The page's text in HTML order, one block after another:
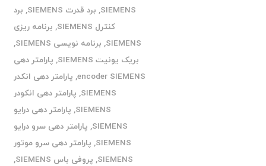
SIEMENS
, برد قدرت SIEMENS , برد
کنترل SIEMENS
, برنامه ریزی
SIEMENS
, برنامه نویسی SIEMENS
,
بریک یونیت SIEMENS
, پارامتر دهی
encoder SIEMENS
, پارامتر دهی انکدر
SIEMENS
, پارامتر دهی انکودر
SIEMENS
, پارامتر دهی درایو
SIEMENS
, پارامتر دهی سرو درایو
SIEMENS
, پارامتر دهی سرو موتور
SIEMENS
, پروفی باس SIEMENS
,